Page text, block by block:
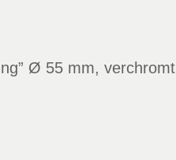
Ø 55 mm, verchromt